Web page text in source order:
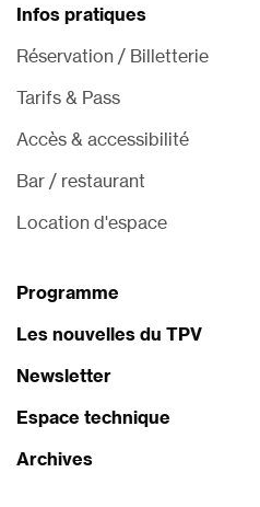
Infos pratiques
Réservation / Billetterie
Tarifs & Pass
Accès & accessibilité
Bar / restaurant
Location d'espace
Programme
Les nouvelles du TPV
Newsletter
Espace technique
Archives